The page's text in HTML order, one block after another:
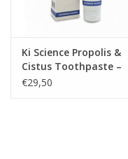
Ki Science Propolis &
Cistus Toothpaste –
Liquorice Flavour, 75ml
€29,50